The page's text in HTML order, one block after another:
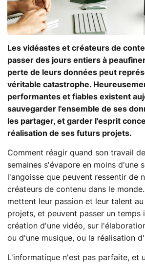
Les vidéastes et créateurs de
passer des jours entiers à
perte de leurs données peut
véritable catastrophe.
performantes et fiables existent
sauvegarder l'ensemble de ses
les partager, et garder l'esprit
réalisation de ses futurs projets.
Comment réagir quand son travail
semaines s'évapore en moins d'une
l'angoisse que peuvent ressentir de
créateurs de contenu dans le
mettent leur passion et leur talent
projets, et peuvent passer un temps
création d'une vidéo, sur
ou d'une musique, ou la réalisation
L'informatique n'est pas parfaite, et